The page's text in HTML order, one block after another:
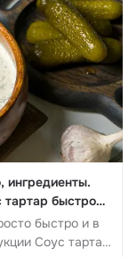
ингредиенты.
тартар быстро
быстро и в
Cоус тартар